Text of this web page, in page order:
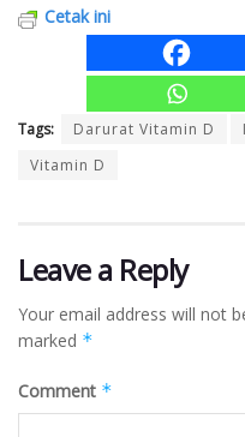
Cetak ini
Tags: Darurat Vitamin D
Vitamin D
Leave a Reply
Your email address will not
marked *
Comment *